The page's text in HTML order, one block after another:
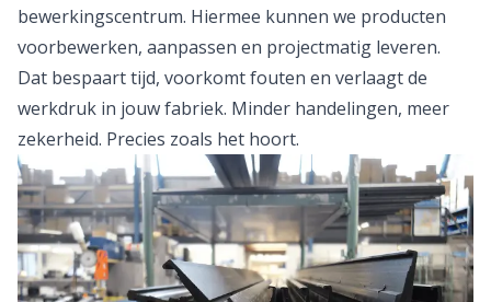
bewerkingscentrum. Hiermee kunnen we producten
voorbewerken, aanpassen en projectmatig leveren.
Dat bespaart tijd, voorkomt fouten en verlaagt de
werkdruk in jouw fabriek. Minder handelingen, meer
zekerheid. Precies zoals het hoort.